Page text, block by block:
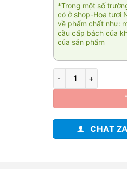
*Trong một số
có ở shop-Hoa tươi
về phẩm chất như:
cầu cấp bách của
của sản phẩm
Bến đỗ yêu thương
CHAT